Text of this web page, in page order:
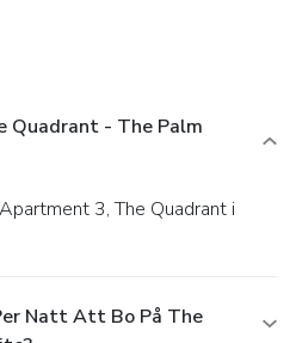
and comfort using a
available in select guest
Quadrant - The Palm
Natt Att Bo På The